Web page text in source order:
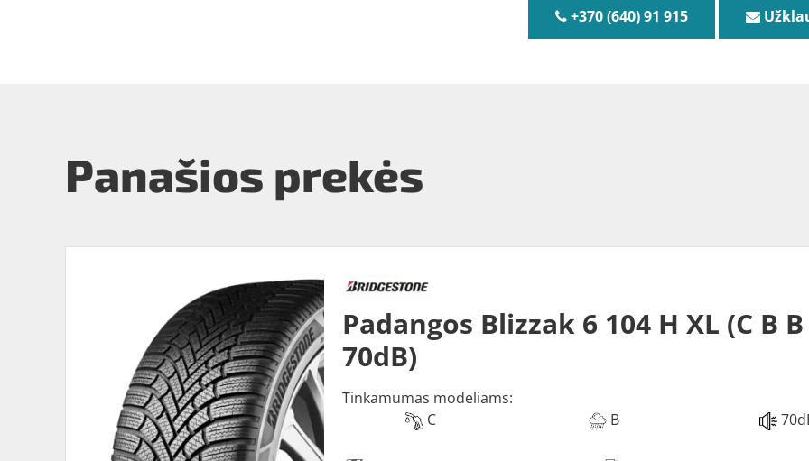
+370 (640) 91 915
Panašios prekės
Padangos Blizzak 6 104 H XL (C B B
70dB)
Tinkamumas modeliams:
C
B